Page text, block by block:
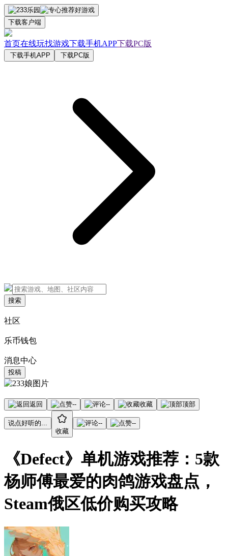
下载客户端
首页在线玩找游戏下载手机APP下载PC版
下载手机APP 下载PC版
搜索
社区
乐币钱包
消息中心
投稿
返回 -- -- 收藏 顶部
说点好听的...
收藏
-- --
《Defect》单机游戏推荐：5款
杨师傅最爱的肉鸽游戏盘点，
Steam俄区低价购买攻略